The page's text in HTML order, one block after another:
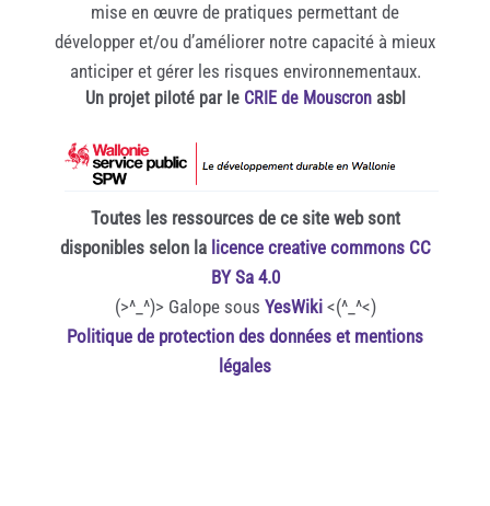
mise en œuvre de pratiques permettant de
développer et/ou d’améliorer notre capacité à mieux
anticiper et gérer les risques environnementaux.
Un projet piloté par le CRIE de Mouscronasbl
Toutes les ressources de ce site web sont
disponibles selon la licence creative commons CC
BY Sa 4.0
(>^_^)> Galope sous YesWiki<(^_^<)
Politique de protection des données et mentions
légales